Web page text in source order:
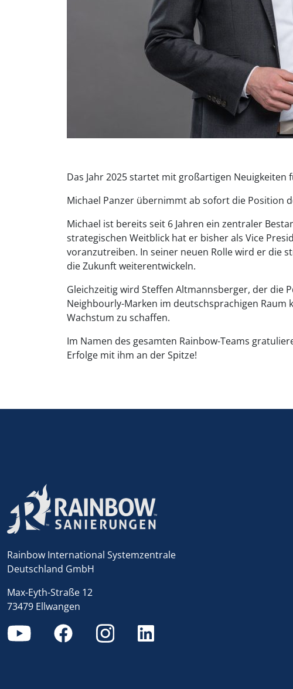
Das Jahr 2025 startet mit großartigen Neuigkeiten
Michael Panzer übernimmt ab sofort die Position
Michael ist bereits seit 6 Jahren ein zentraler
strategischen Weitblick hat er bisher als Vice
voranzutreiben. In seiner neuen Rollewird er die
die Zukunft weiterentwickeln.
Gleichzeitig wird Steffen Altmannsberger, der die
Neighbourly-Marken im deutschsprachigen
Wachstum zu schaffen.
Im Namen des gesamten Rainbow-Teams
Erfolge mit ihm an der Spitze!
Rainbow International Systemzentrale
Deutschland GmbH
Max-Eyth-Straße 12
73479 Ellwangen